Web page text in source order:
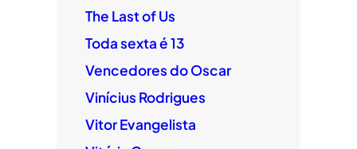
The Last of Us
Toda sexta é 13
Vencedores do Oscar
Vinícius Rodrigues
Vitor Evangelista